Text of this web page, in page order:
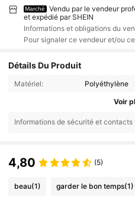
Marché
Vendu par le vendeur
et expédié par SHEIN
Informations et obligations du
Pour signaler ce vendeur et/ou
Détails Du Produit
Matériel: Polyéthylène
Voir
Informations de sécurité et contacts
4,80 (5)
beau(1) garder le bon temps(1)